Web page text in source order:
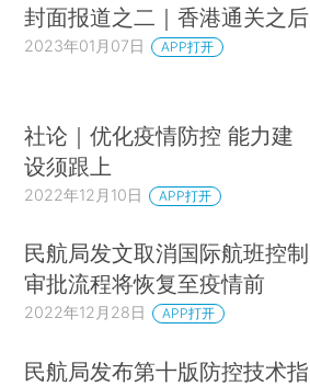
封面报道之二｜香港通关之后
2023年01月07日 APP打开
社论｜优化疫情防控 能力建
设须跟上
2022年12月10日 APP打开
民航局发文取消国际航班控制
审批流程将恢复至疫情前
2022年12月28日 APP打开
民航局发布第十版防控技术指